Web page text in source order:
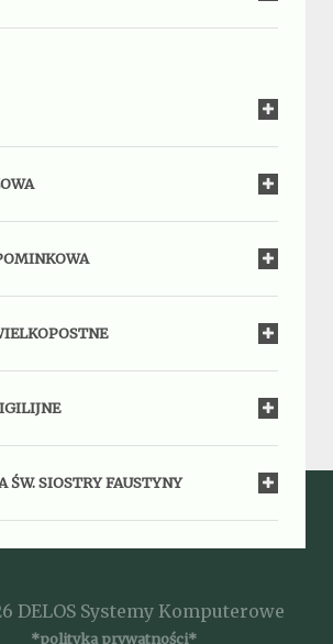
ŚW. SIOSTRY FAUSTYNY
DELOS Systemy Komputerowe
*polityka prywatności*